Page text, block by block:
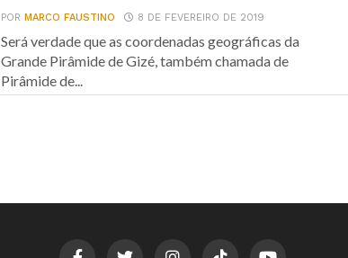
PORMARCO FAUSTINO 8 DE FEVEREIRO DE 2019
Será verdade que as coordenadas geográficas da
Grande Pirâmide de Gizé, também chamada de
Pirâmide de...